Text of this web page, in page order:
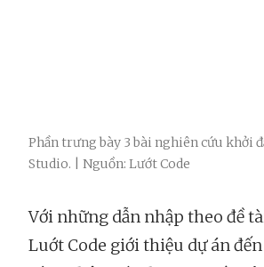
Phần trưng bày 3 bài nghiên cứu khởi
Studio. | Nguồn: Lướt Code
Với những dẫn nhập theo đề
Luớt Code giới thiệu dự án